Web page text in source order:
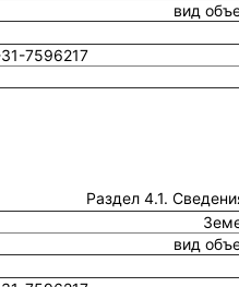
вид
7596217
Раздел 4.1.
вид